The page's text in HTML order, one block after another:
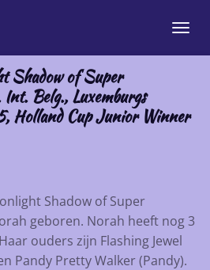
Shadow of Super
Int. Belg., Luxemburgs
Holland Cup Junior Winner
Shadow of Super
geboren. Norah heeft nog 3
ouders zijn Flashing Jewel
Pandy Pretty Walker (Pandy).